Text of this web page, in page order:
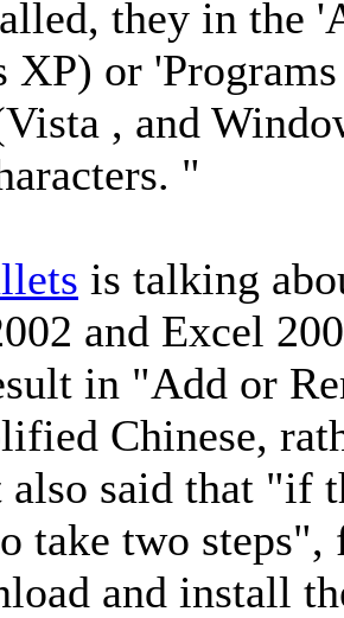
they in the
XP) or
, and
"
is talking
and Excel
in "Add or
Chinese,
said that "if
take two
and install